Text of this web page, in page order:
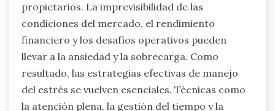
propietarios. La imprevisibilidad de las
condiciones del mercado, el rendimiento
financiero y los desafíos operativos pueden
llevar a la ansiedad y la sobrecarga. Como
resultado, las estrategias efectivas de manejo
del estrés se vuelven esenciales. Técnicas como
la atención plena, la gestión del tiempo y la